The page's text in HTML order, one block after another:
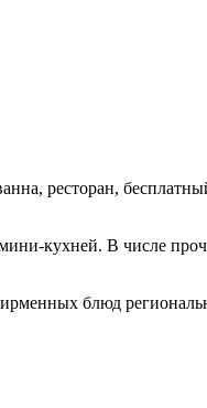
ресторан,
кухней. В числе
блюд